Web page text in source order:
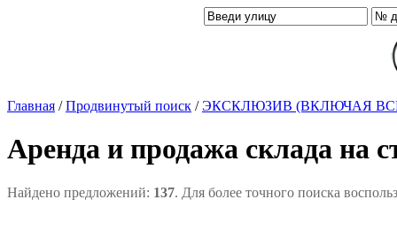
Главная /Продвинутый поиск /ЭКСКЛЮЗИВ (ВКЛЮЧАЯ
Аренда и продажа склада на
Найдено предложений: 137. Для более точного поиска